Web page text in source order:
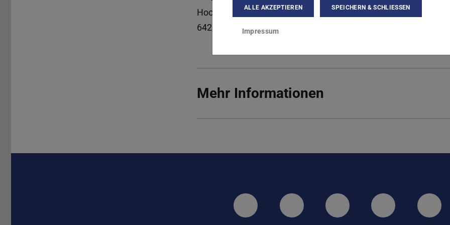
Hochschulstr. 6
64289
Darmstadt
Mehr Informationen
LinkedIn-Seite der TU Darmstadt
Instagram-Kanal der TU
Bluesky-Kanal der
ALLE AKZEPTIEREN SPEICHERN & SCHLIESSEN
Impressum